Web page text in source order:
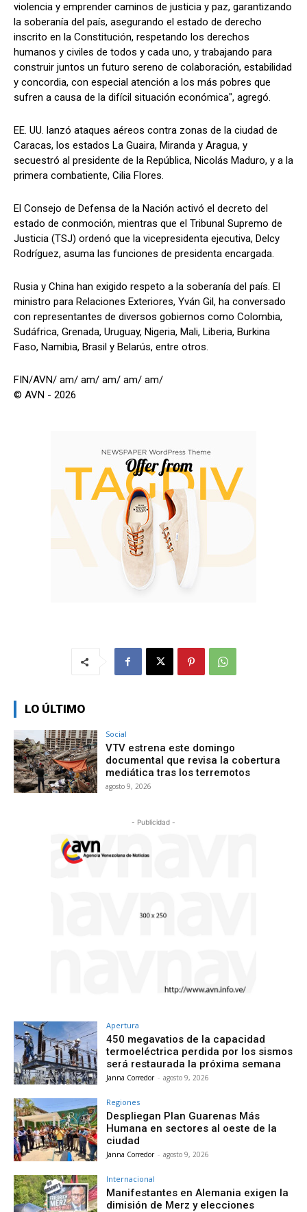
violencia y emprender caminos de justicia y paz, garantizando
la soberanía del país, asegurando el estado de derecho
inscrito en la Constitución, respetando los derechos
humanos y civiles de todos y cada uno, y trabajando para
construir juntos un futuro sereno de colaboración, estabilidad
y concordia, con especial atención a los más pobres que
sufren a causa de la difícil situación económica", agregó.
EE. UU. lanzó ataques aéreos contra zonas de la ciudad de
Caracas, los estados La Guaira, Miranda y Aragua, y
secuestró al presidente de la República, Nicolás Maduro, y a la
primera combatiente, Cilia Flores.
El Consejo de Defensa de la Nación activó el decreto del
estado de conmoción, mientras que el Tribunal Supremo de
Justicia (TSJ) ordenó que la vicepresidenta ejecutiva, Delcy
Rodríguez, asuma las funciones de presidenta encargada.
Rusia y China han exigido respeto a la soberanía del país. El
ministro para Relaciones Exteriores, Yván Gil, ha conversado
con representantes de diversos gobiernos como Colombia,
Sudáfrica, Grenada, Uruguay, Nigeria, Mali, Liberia, Burkina
Faso, Namibia, Brasil y Belarús, entre otros.
FIN/AVN/ am/ am/ am/ am/ am/
© AVN - 2026
LO ÚLTIMO
Social
VTV estrena este domingo
documental que revisa la cobertura
mediática tras los terremotos
agosto 9, 2026
- Publicidad -
Apertura
450 megavatios de la capacidad
termoeléctrica perdida por los sismos
será restaurada la próxima semana
Janna Corredor - agosto 9, 2026
Regiones
Despliegan Plan Guarenas Más
Humana en sectores al oeste de la
ciudad
Janna Corredor - agosto 9, 2026
Internacional
Manifestantes en Alemania exigen la
dimisión de Merz y elecciones